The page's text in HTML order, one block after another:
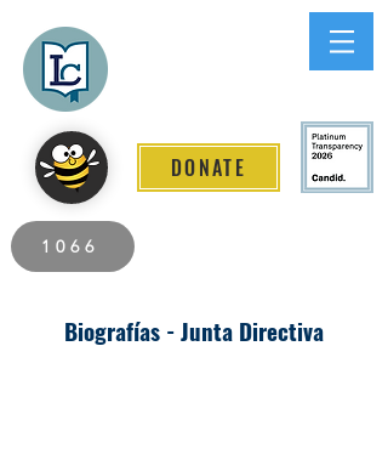
DONATE
1066
Biografías - Junta Directiva